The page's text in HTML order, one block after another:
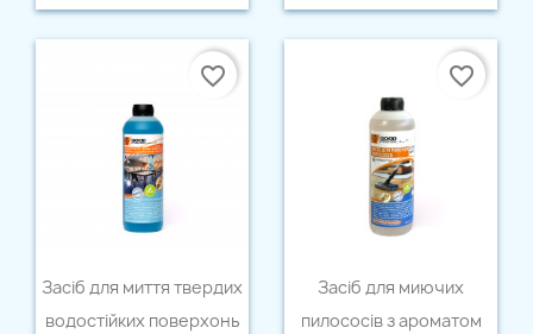
 Швидкий перегляд
Засіб для миття твердих
водостійких поверхонь
favorite_border
Швидкий перегляд
Засіб для миючих
пилососів з ароматом
favorite_border